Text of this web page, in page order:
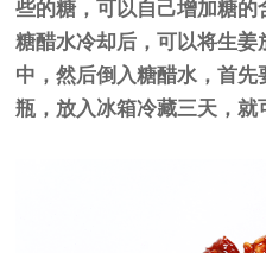
些的糖，可以自己增加糖的
糖醋水冷却后，可以将生
中，然后倒入糖醋水，首
瓶，放入冰箱冷藏三天，就